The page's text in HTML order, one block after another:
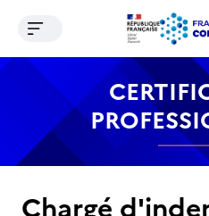
Contenu Recherche
Ouvrir le menu de